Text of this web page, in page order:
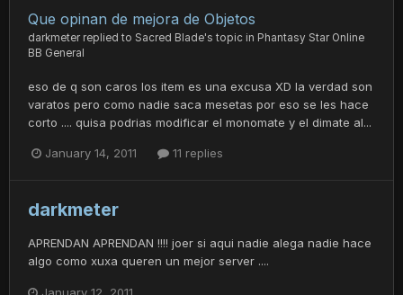
Que opinan de mejora de Objetos
darkmeter replied to Sacred Blade's topic in Phantasy Star Online
BB General
eso de q son caros los item es una excusa XD la verdad son
varatos pero como nadie saca mesetas por eso se les hace
corto .... quisa podrias modificar el monomate y el dimate al...
January 14, 2011 11 replies
darkmeter
APRENDAN APRENDAN !!!! joer si aqui nadie alega nadie hace
algo como xuxa queren un mejor server ....